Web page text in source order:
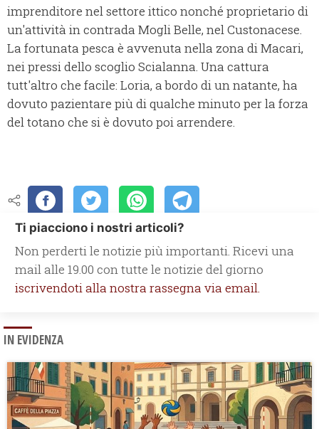
imprenditore nel settore ittico nonché proprietario di
un'attività in contrada Mogli Belle, nel Custonacese.
La fortunata pesca è avvenuta nella zona di Macari,
nei pressi dello scoglio Scialanna. Una cattura
tutt'altro che facile: Loria, a bordo di un natante, ha
dovuto pazientare più di qualche minuto per la forza
del totano che si è dovuto poi arrendere.
Ti piacciono i nostri articoli?
Non perderti le notizie più importanti. Ricevi una
mail alle 19.00 con tutte le notizie del giorno
iscrivendoti alla nostra rassegna via email.
IN EVIDENZA